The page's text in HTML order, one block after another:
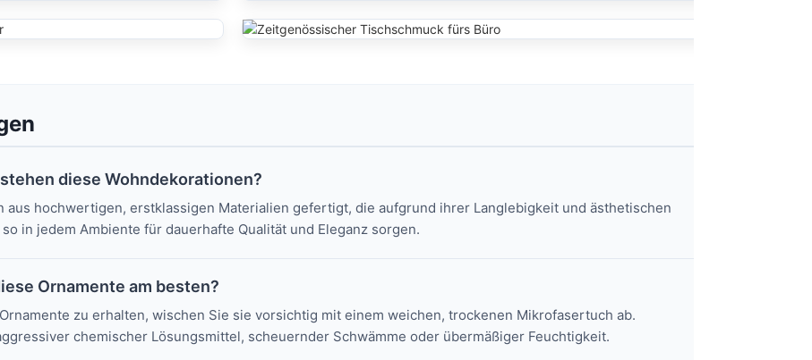
diese Wohndekorationen?
aus hochwertigen, erstklassigen Materialien gefertigt, die aufgrund ihrer Langlebigkeit und ästhetischen
in jedem Ambiente für dauerhafte Qualität und Eleganz sorgen.
Ornamente am besten?
zu erhalten, wischen Sie sie vorsichtig mit einem weichen, trockenen Mikrofasertuch ab.
chemischer Lösungsmittel, scheuernder Schwämme oder übermäßiger Feuchtigkeit.